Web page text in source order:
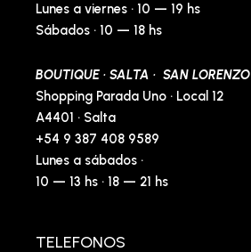
Lunes a viernes · 10 — 19 hs
Sábados · 10 — 18 hs
BOUTIQUE · SALTA · SAN LORENZO
Shopping Parada Uno · Local 12
A4401 · Salta
+54 9 387 408 9589
Lunes a sábados ·
10 — 13 hs · 18 — 21 hs
TELEFONOS